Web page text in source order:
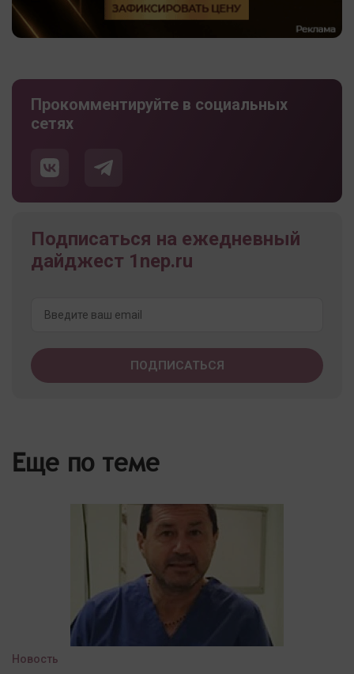
Прокомментируйте в социальных
сетях
Подписаться на ежедневный
дайджест 1nep.ru
Еще по теме
Новость